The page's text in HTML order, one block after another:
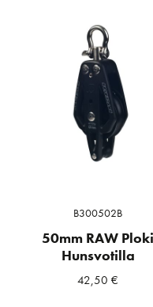
B300502B
50mm RAW Ploki
Hunsvotilla
42,50€